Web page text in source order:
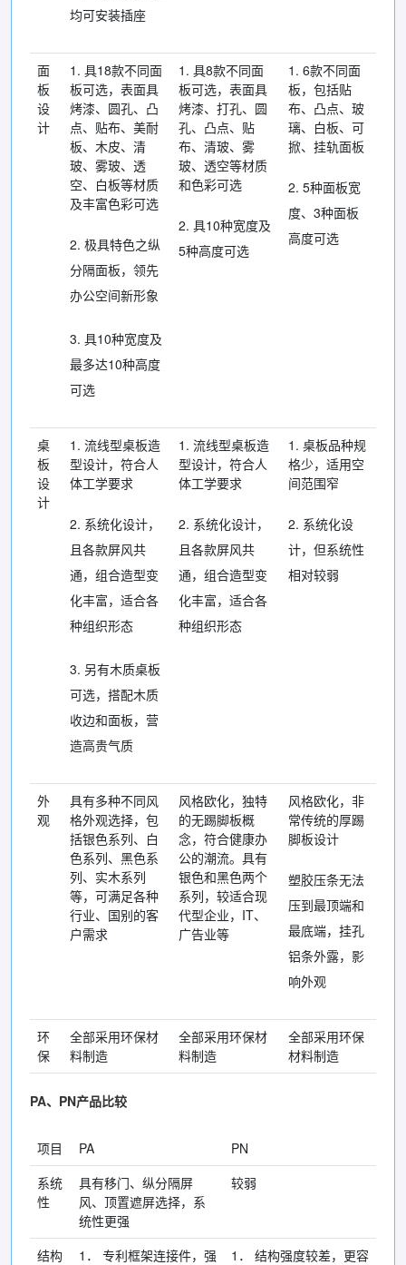
均可安装插座
面
板
设
计
1. 具18款不同面
板可选，表面具
烤漆、圆孔、凸
点、贴布、美耐
板、木皮、清
玻、雾玻、透
空、白板等材质
及丰富色彩可选
2. 极具特色之纵
分隔面板，领先
办公空间新形象
3. 具10种宽度及
最多达10种高度
可选
1. 具8款不同面
板可选，表面具
烤漆、打孔、圆
孔、凸点、贴
布、清玻、雾
玻、透空等材质
和色彩可选
2. 具10种宽度及
5种高度可选
1. 6款不同面
板，包括贴
布、凸点、玻
璃、白板、可
掀、挂轨面板
2. 5种面板宽
度、3种面板
高度可选
桌
板
设
计
1. 流线型桌板造
型设计，符合人
体工学要求
2. 系统化设计，
且各款屏风共
通，组合造型变
化丰富，适合各
种组织形态
3. 另有木质桌板
可选，搭配木质
收边和面板，营
造高贵气质
1. 流线型桌板造
型设计，符合人
体工学要求
2. 系统化设计，
且各款屏风共
通，组合造型变
化丰富，适合各
种组织形态
1. 桌板品种规
格少，适用空
间范围窄
2. 系统化设
计，但系统性
相对较弱
外
观
具有多种不同风
格外观选择，包
括银色系列、白
色系列、黑色系
列、实木系列
等，可满足各种
行业、国别的客
户需求
风格欧化，独特
的无踢脚板概
念，符合健康办
公的潮流。具有
银色和黑色两个
系列，较适合现
代型企业，IT、
广告业等
风格欧化，非
常传统的厚踢
脚板设计
塑胶压条无法
压到最顶端和
最底端，挂孔
铝条外露，影
响外观
环
保
全部采用环保材
料制造
全部采用环保材
料制造
全部采用环保
材料制造
PA、PN产品比较
项目 PA
PN
系统
性
具有移门、纵分隔屏
风、顶置遮屏选择，系
统性更强
较弱
结构 1． 专利框架连接件，强 1． 结构强度较差，更容